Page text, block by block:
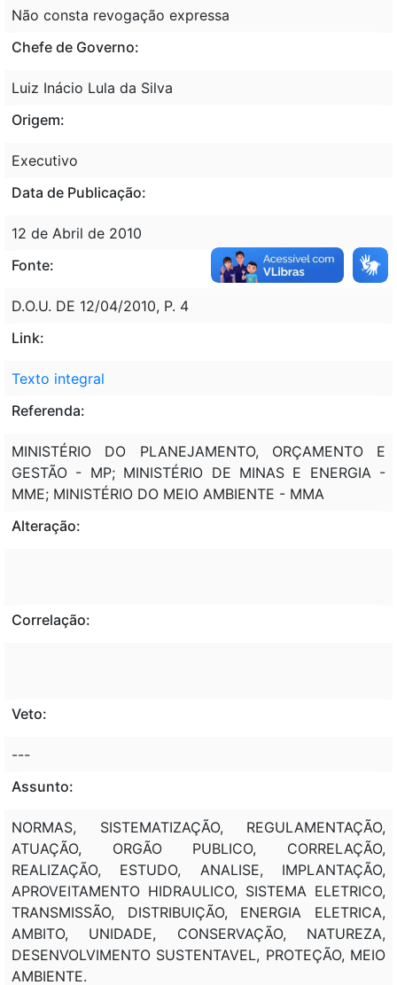
Não consta revogação expressa
Chefe de Governo:
Luiz Inácio Lula da Silva
Origem:
Executivo
Data de Publicação:
12 de Abril de 2010
Fonte:
D.O.U. DE 12/04/2010, P. 4
Link:
Texto integral
Referenda:
MINISTÉRIO DO PLANEJAMENTO, ORÇAMENTO E
GESTÃO - MP; MINISTÉRIO DE MINAS E ENERGIA -
MME; MINISTÉRIO DO MEIO AMBIENTE - MMA
Alteração:
Correlação:
Veto:
---
Assunto:
NORMAS, SISTEMATIZAÇÃO, REGULAMENTAÇÃO,
ATUAÇÃO, ORGÃO PUBLICO, CORRELAÇÃO,
REALIZAÇÃO, ESTUDO, ANALISE, IMPLANTAÇÃO,
APROVEITAMENTO HIDRAULICO, SISTEMA ELETRICO,
TRANSMISSÃO, DISTRIBUIÇÃO, ENERGIA ELETRICA,
AMBITO, UNIDADE, CONSERVAÇÃO, NATUREZA,
DESENVOLVIMENTO SUSTENTAVEL, PROTEÇÃO, MEIO
AMBIENTE.